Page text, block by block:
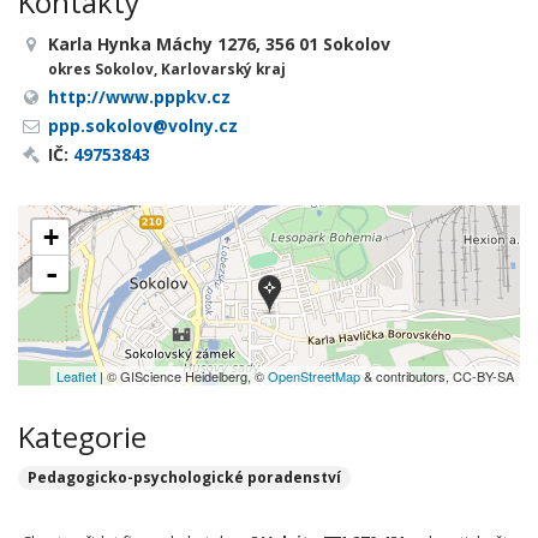
Karla Hynka Máchy 1276, 356 01 Sokolov
okres Sokolov, Karlovarský kraj
http://www.pppkv.cz
ppp.sokolov@volny.cz
IČ: 49753843
+
-
Leaflet | © GIScience Heidelberg, ©OpenStreetMap& contributors, CC-BY-SA
Kategorie
Pedagogicko-psychologické poradenství